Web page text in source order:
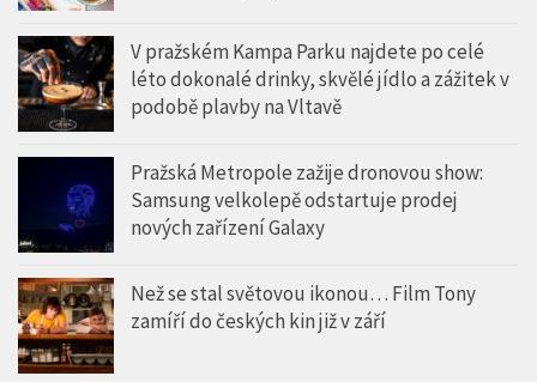
V pražském Kampa Parku najdete po celé
léto dokonalé drinky, skvělé jídlo a zážitek v
podobě plavby na Vltavě
Pražská Metropole zažije dronovou show:
Samsung velkolepě odstartuje prodej
nových zařízení Galaxy
Než se stal světovou ikonou… Film Tony
zamíří do českých kin již v září